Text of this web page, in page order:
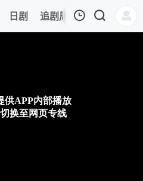
日剧 追剧周表 今日更新